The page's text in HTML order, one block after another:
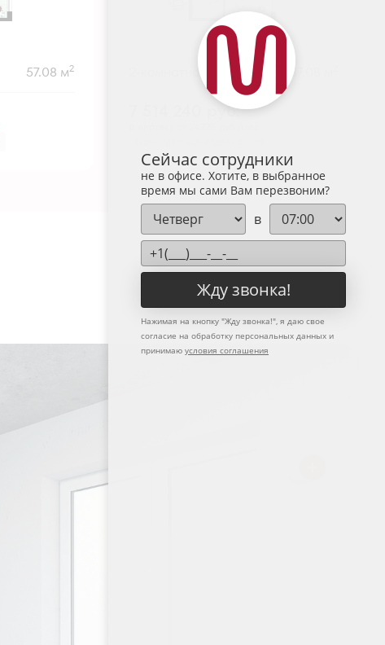
57.08 м2 2-комнатная 57.08 м
руб.
Сейчас сотрудники
не в офисе. Хотите, в выбранное
время мы сами Вам перезвоним?
в
Жду звонка!
Нажимая на кнопку "Жду звонка!", я даю свое
согласие на обработку персональных данных и
принимаю условия соглашения